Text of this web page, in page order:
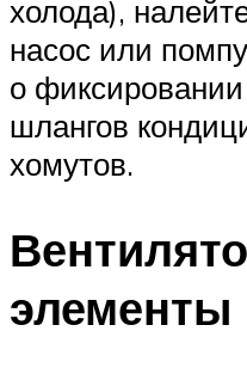
холода),
насос или
о
шлангов
хомутов.
элементы